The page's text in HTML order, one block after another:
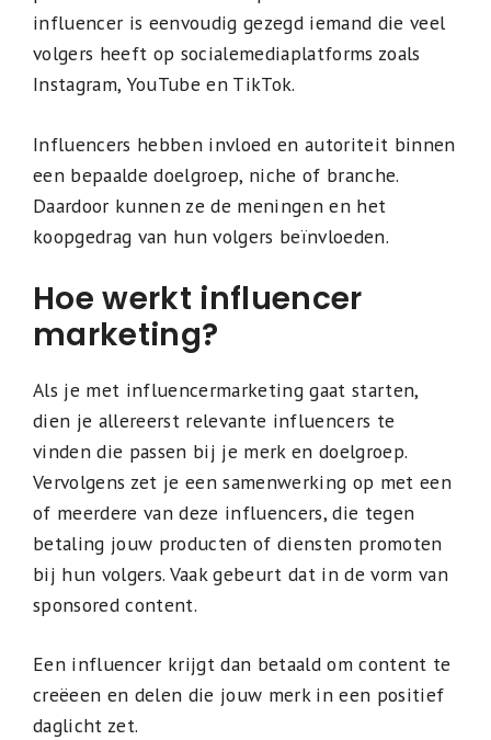
influencer is eenvoudig gezegd iemand die veel
volgers heeft op socialemediaplatforms zoals
Instagram, YouTube en TikTok.
Influencers hebben invloed en autoriteit binnen
een bepaalde doelgroep, niche of branche.
Daardoor kunnen ze de meningen en het
koopgedrag van hun volgers beïnvloeden.
Hoe werkt influencer
marketing?
Als je met influencermarketing gaat starten,
dien je allereerst relevante influencers te
vinden die passen bij je merk en doelgroep.
Vervolgens zet je een samenwerking op met een
of meerdere van deze influencers, die tegen
betaling jouw producten of diensten promoten
bij hun volgers. Vaak gebeurt dat in de vorm van
sponsored content.
Een influencer krijgt dan betaald om content te
creëeen en delen die jouw merk in een positief
daglicht zet.